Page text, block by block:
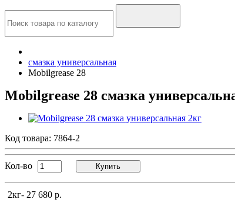
смазка универсальная
Mobilgrease 28
Mobilgrease 28 смазка
Код товара: 7864-2
Кол-во Купить
2кг- 27 680 р.